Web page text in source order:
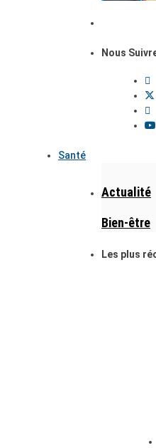
Nous
Santé
Actualité
Bien-être
Les plus